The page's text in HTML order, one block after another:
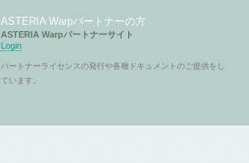
ASTERIA Warpパートナーの方
ASTERIA Warpパートナーサイト
Login
パートナーライセンスの発行や各種ドキュメントのご提供をし
ています。